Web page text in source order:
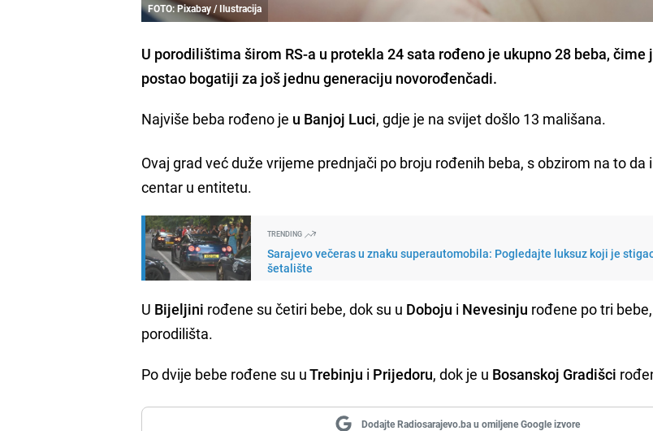
FOTO: Pixabay / Ilustracija
U porodilištima širom RS-a u protekla 24 sata rođeno je ukupno 28 beba,
postao bogatiji za još jednu generaciju novorođenčadi.
Najviše beba rođeno je u Banjoj Luci, gdje je na svijet došlo 13 mališana.
Ovaj grad već duže vrijeme prednjači po broju rođenih beba, s obzirom na to da
centar u entitetu.
TRENDING
Sarajevo večeras u znaku superautomobila: Pogledajte luksuz koji je
šetalište
U Bijeljini rođene su četiri bebe, dok su u Doboju i Nevesinju rođene po tri
porodilišta.
Po dvije bebe rođene su uTrebinju i Prijedoru, dok je u Bosanskoj Gradišci
Dodajte Radiosarajevo.ba u omiljene Google izvore